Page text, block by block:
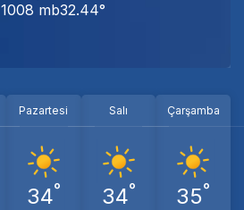
1008 mb32.44°
Pazartesi
34°
Salı
34°
Çarşamba
35°